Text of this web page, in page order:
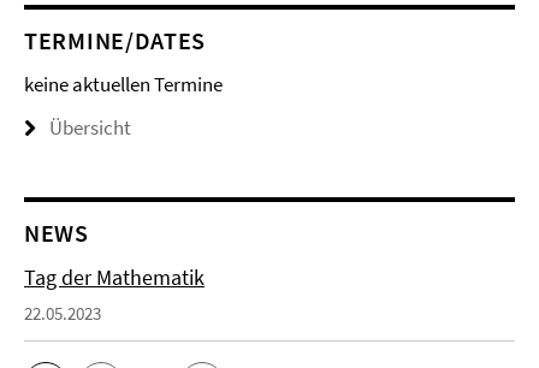
TERMINE/DATES
keine aktuellen Termine
Übersicht
NEWS
Tag der Mathematik
22.05.2023